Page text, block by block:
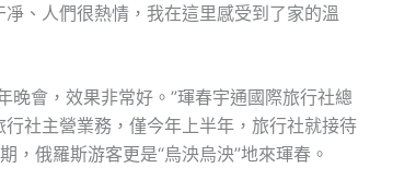
、人們很熱情，我在這里感受到了家的溫
晚會，效果非常好。”琿春宇通國際旅行社總
社主營業務，僅今年上半年，旅行社就接待
俄羅斯游客更是“烏泱烏泱”地來琿春。